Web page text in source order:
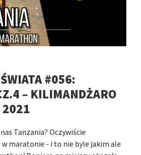
#056:
– KILIMANDŻARO
2021
Tanzania? Oczywiście
maratonie - i to nie byle jakim ale